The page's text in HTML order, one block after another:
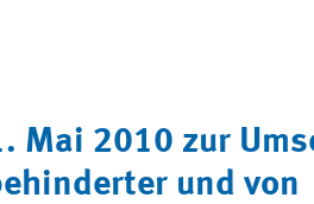
Mai 2010 zur
und von